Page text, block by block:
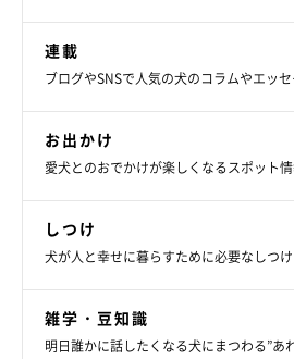
連載
ブログやSNSで人気の犬のコラムやエッ
お出かけ
愛犬とのおでかけが楽しくなるスポット
しつけ
犬が人と幸せに暮らすために必要なしつ
雑学・豆知識
明日誰かに話したくなる犬にまつわる”あ